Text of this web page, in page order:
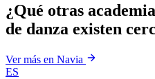
¿Qué otras
de danza existen
Ver más en Navia
ES